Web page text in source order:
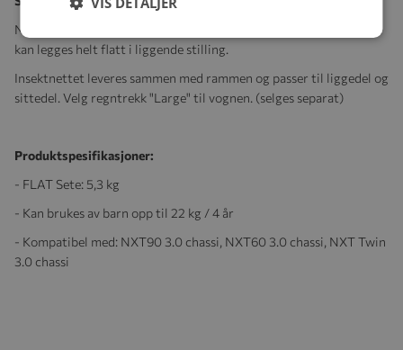
NXT90 FLAT er Emmaljungas toppmodell med vendbart sete som
kan legges helt flatt i liggende stilling.
Insektnettet leveres sammen med rammen og passer til liggedel og
sittedel. Velg regntrekk "Large" til vognen. (selges separat)
Produktspesifikasjoner:
- FLAT Sete: 5,3 kg
- Kan brukes av barn opp til 22 kg / 4 år
- Kompatibel med: NXT90 3.0 chassi, NXT60 3.0 chassi, NXT Twin
3.0 chassi